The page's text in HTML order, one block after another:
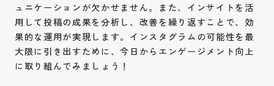
ュニケーションが欠かせません。また、インサイトを活
用して投稿の成果を分析し、改善を繰り返すことで、効
果的な運用が実現します。インスタグラムの可能性を最
大限に引き出すために、今日からエンゲージメント向上
に取り組んでみましょう！